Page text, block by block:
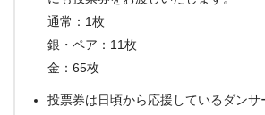
通常：1枚
銀・ペア：11枚
金：65枚
投票券は日頃から応援しているダンサ